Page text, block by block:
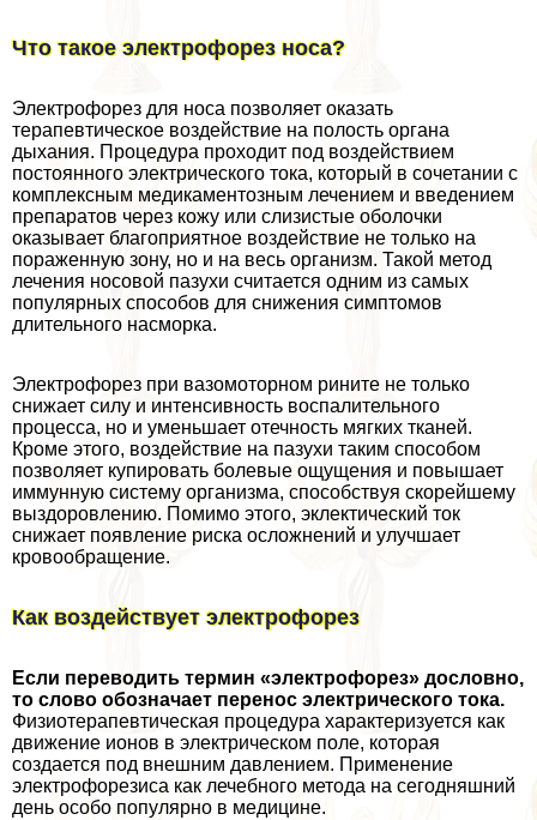
Что такое электрофорез носа?
Электрофорез для носа позволяет оказать
терапевтическое воздействие на полость органа
дыхания. Процедypa проходит под воздействием
постоянного электрического тока, который в сочетании с
комплексным медикаментозным лечением и введением
препаратов через кожу или слизистые оболочки
оказывает благоприятное воздействие не только на
пораженную зону, но и на весь организм. Такой метод
лечения носовой пазухи считается одним из самых
популярных способов для снижения симптомов
длительного насморка.
Электрофорез при вазомоторном рините не только
снижает силу и интенсивность воспалительного
процесса, но и уменьшает отечность мягких тканей.
Кроме этого, воздействие на пазухи таким способом
позволяет купировать болевые ощущения и повышает
иммунную систему организма, способствуя скорейшему
выздоровлению. Помимо этого, эклектический ток
снижает появление риска осложнений и улучшает
кровообращение.
Как воздействует электрофорез
Если переводить термин «электрофорез» дословно,
то слово обозначает перенос электрического тока.
Физиотерапевтическая процедypa хаpaктеризуется как
движение ионов в электрическом поле, которая
создается под внешним давлением. Применение
электрофорезиса как лечебного метода на сегодняшний
день особо популярно в медицине.